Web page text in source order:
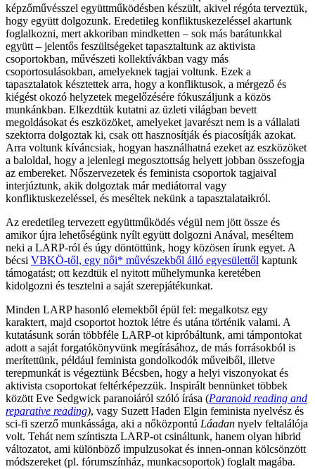
képzőművésszel együttműködésben készült, akivel régóta terveztük,
hogy együtt dolgozunk. Eredetileg konfliktuskezeléssel akartunk
foglalkozni, mert akkoriban mindketten – sok más barátunkkal
együtt – jelentős feszültségeket tapasztaltunk az aktivista
csoportokban, művészeti kollektívákban vagy más
csoportosulásokban, amelyeknek tagjai voltunk. Ezek a
tapasztalatok késztettek arra, hogy a konfliktusok, a mérgező és
kiégést okozó helyzetek megelőzésére fókuszáljunk a közös
munkánkban. Elkezdtük kutatni az üzleti világban bevett
megoldásokat és eszközöket, amelyeket javarészt nem is a vállalati
szektorra dolgoztak ki, csak ott hasznosítják és piacosítják azokat.
Arra voltunk kíváncsiak, hogyan használhatná ezeket az eszközöket
a baloldal, hogy a jelenlegi megosztottság helyett jobban összefogja
az embereket. Nőszervezetek és feminista csoportok tagjaival
interjúztunk, akik dolgoztak már mediátorral vagy
konfliktuskezeléssel, és meséltek nekünk a tapasztalataikról.
Az eredetileg tervezett együttműködés végül nem jött össze és
amikor újra lehetőségünk nyílt együtt dolgozni Anával, meséltem
neki a LARP-ról és úgy döntöttünk, hogy közösen írunk egyet. A
bécsi VBKÖ-től, egy női* művészekből álló egyesülettől kaptunk
támogatást; ott kezdtük el nyitott műhelymunka keretében
kidolgozni és tesztelni a saját szerepjátékunkat.
Minden LARP hasonló elemekből épül fel: megalkotsz egy
karaktert, majd csoportot hoztok létre és utána történik valami. A
kutatásunk során többféle LARP-ot kipróbáltunk, ami támpontokat
adott a saját forgatókönyvünk megírásához, de más forrásokból is
merítettünk, például feminista gondolkodók műveiből, illetve
terepmunkát is végeztünk Bécsben, hogy a helyi viszonyokat és
aktivista csoportokat feltérképezzük. Inspirált bennünket többek
között Eve Sedgwick paranoiáról szóló írása (Paranoid reading and
reparative reading), vagy Suzett Haden Elgin feminista nyelvész és
sci-fi szerző munkássága, aki a nőközpontú Láadan nyelv feltalálója
volt. Tehát nem színtiszta LARP-ot csináltunk, hanem olyan hibrid
változatot, ami különböző impulzusokat és innen-onnan kölcsönzött
módszereket (pl. fórumszínház, munkacsoportok) foglalt magába.